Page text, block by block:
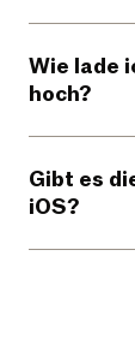
Wie lade
hoch?
Gibt es
iOS?